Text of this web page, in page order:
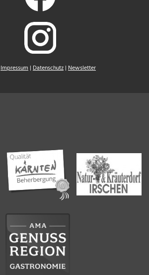
Impressum | Datenschutz | Newsletter